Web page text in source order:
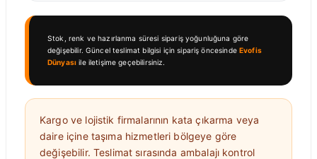
Stok, renk ve hazırlanma süresi sipariş yoğunluğuna göre
değişebilir. Güncel teslimat bilgisi için sipariş öncesinde Evofis
Dünyası ile iletişime geçebilirsiniz.
Kargo ve lojistik firmalarının kata çıkarma veya
daire içine taşıma hizmetleri bölgeye göre
değişebilir. Teslimat sırasında ambalajı kontrol